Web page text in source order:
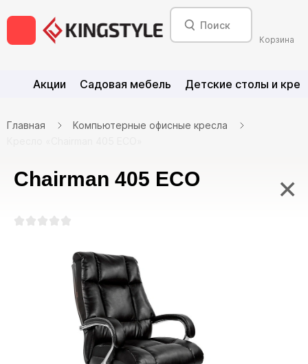
Корзина
Акции Садовая мебель Детские столы и
Главная
Компьютерные офисные кресла
Chairman 405 ECO ×